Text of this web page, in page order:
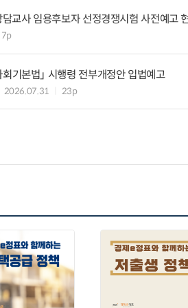
교사 임용후보자 선정경쟁시험 사전예고
7p
기본법」 시행령 전부개정안 입법예고
2026.07.31 23p